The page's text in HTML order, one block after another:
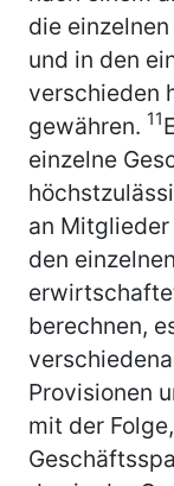
die
und in den
verschieden
gewähren. 11
einzelne
an
den
berechnen,
Provisionen
mit der